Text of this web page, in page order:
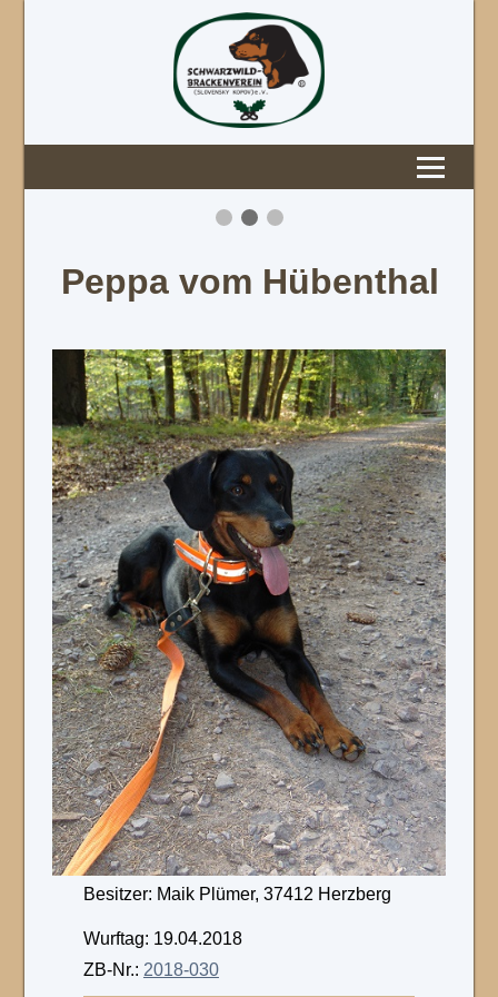
Peppa vom Hübenthal
Besitzer: Maik Plümer, 37412 Herzberg
Wurftag: 19.04.2018
ZB-Nr.: 2018-030